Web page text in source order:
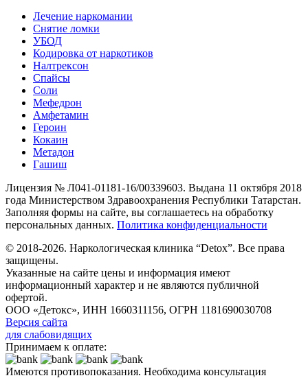
Лечение наркомании
Снятие ломки
УБОД
Кодировка от наркотиков
Налтрексон
Спайсы
Соли
Мефедрон
Амфетамин
Героин
Кокаин
Метадон
Гашиш
Лицензия № Л041-01181-16/00339603. Выдана 11 октября 2018
года Министерством Здравоохранения Республики Татарстан.
Заполняя формы на сайте, вы соглашаетесь на обработку
персональных данных. Политика конфиденциальности
© 2018-2026. Наркологическая клиника “Detox”. Все права
защищены.
Указанные на сайте цены и информация имеют
информационный характер и не являются публичной
офертой.
ООО «Детокс», ИНН 1660311156, ОГРН 1181690030708
Версия сайта
для слабовидящих
Принимаем к оплате:
Имеются противопоказания. Необходима консультация